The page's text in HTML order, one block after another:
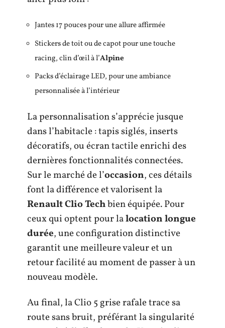
Jantes 17 pouces pour une allure affirmée
Stickers de toit ou de capot pour une touche
racing, clin d’œil à l’Alpine
Packs d’éclairage LED, pour une ambiance
personnalisée à l’intérieur
La personnalisation s’apprécie jusque
dans l’habitacle : tapis siglés, inserts
décoratifs, ou écran tactile enrichi des
dernières fonctionnalités connectées.
Sur le marché de l’occasion, ces détails
font la différence et valorisent la
Renault Clio Techbien équipée. Pour
ceux qui optent pour lalocation longue
durée, une configuration distinctive
garantit une meilleure valeur et un
retour facilité au moment de passer à un
nouveau modèle.
Au final, la Clio 5 grise rafale trace sa
route sans bruit, préférant la singularité